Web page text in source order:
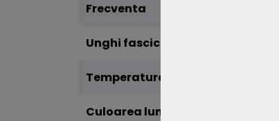
Frecventa
Unghi fascicul (grade)
Temperatura de culoare
Culoarea luminii